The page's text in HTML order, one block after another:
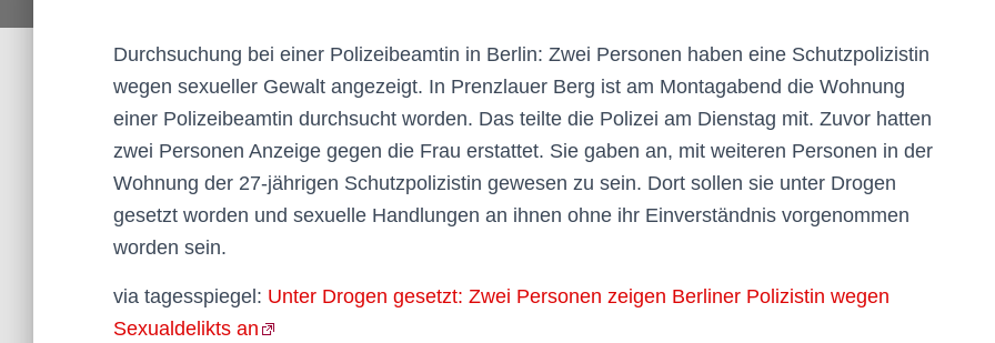
Durchsuchung bei einer Polizeibeamtin in Berlin: Zwei Personen haben eine Schutzpolizistin
wegen sexueller Gewalt angezeigt. In Prenzlauer Berg ist am Montagabend die Wohnung
einer Polizeibeamtin durchsucht worden. Das teilte die Polizei am Dienstag mit. Zuvor hatten
zwei Personen Anzeige gegen die Frau erstattet. Sie gaben an, mit weiteren Personen in der
Wohnung der 27-jährigen Schutzpolizistin gewesen zu sein. Dort sollen sie unter Drogen
gesetzt worden und sexuelle Handlungen an ihnen ohne ihr Einverständnis vorgenommen
worden sein.
via tagesspiegel: Unter Drogen gesetzt: Zwei Personen zeigen Berliner Polizistin wegen
Sexualdelikts an